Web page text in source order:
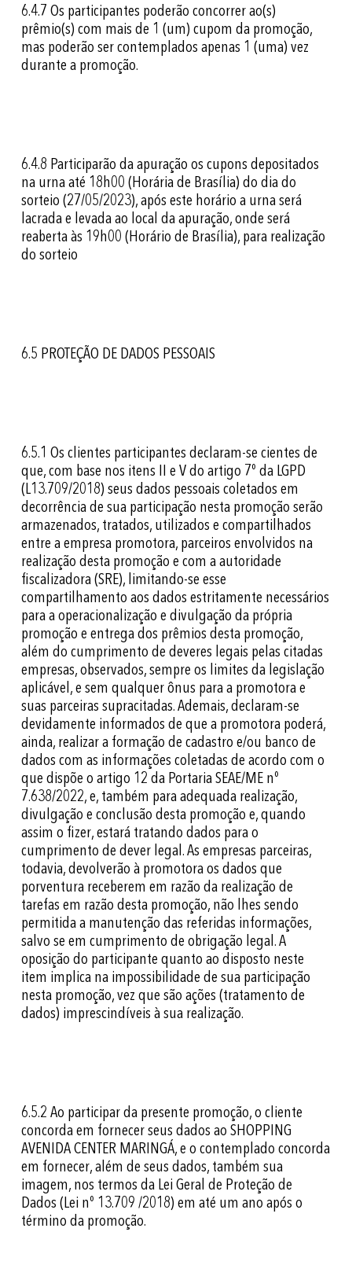
6.4.7Os participantes poderão concorrer ao(s)
prêmio(s) com mais de 1 (um) cupom da promoção,
mas poderão ser contemplados apenas 1 (uma) vez
durante a promoção.
6.4.8 Participarão da apuração os cupons depositados
na urna até 18h00 (Horária de Brasília) do dia do
sorteio (27/05/2023), após este horário a urna será
lacrada e levada ao local da apuração, onde será
reaberta às 19h00 (Horário de Brasília), para realização
do sorteio
6.5 PROTEÇÃO DE DADOS PESSOAIS
6.5.1Os clientes participantes declaram-se cientes de
que, com base nos itens II e V do artigo 7º da LGPD
(L13.709/2018) seus dados pessoais coletados em
decorrência de sua participação nesta promoção serão
armazenados, tratados, utilizados e compartilhados
entre a empresa promotora, parceiros envolvidos na
realização desta promoção e com a autoridade
fiscalizadora (SRE), limitando-se esse
compartilhamento aos dados estritamente necessários
para a operacionalização e divulgação da própria
promoção e entrega dos prêmios desta promoção,
além do cumprimento de deveres legais pelas citadas
empresas, observados, sempre os limites da legislação
aplicável, e sem qualquer ônus para a promotora e
suas parceiras supracitadas. Ademais, declaram-se
devidamente informados de que a promotora poderá,
ainda, realizar a formação de cadastro e/ou banco de
dados com as informações coletadas de acordo com o
que dispõe o artigo 12 da Portaria SEAE/ME nº
7.638/2022, e, também para adequada realização,
divulgação e conclusão desta promoção e, quando
assim o fizer, estará tratando dados para o
cumprimento de dever legal. As empresas parceiras,
todavia, devolverão à promotora os dados que
porventura receberem em razão da realização de
tarefas em razão desta promoção, não lhes sendo
permitida a manutenção das referidas informações,
salvo se em cumprimento de obrigação legal. A
oposição do participante quanto ao disposto neste
item implica na impossibilidade de sua participação
nesta promoção, vez que são ações (tratamento de
dados) imprescindíveis à sua realização.
6.5.2Ao participar da presente promoção, o cliente
concorda em fornecer seus dados ao SHOPPING
AVENIDA CENTER MARINGÁ, e o contemplado concorda
em fornecer, além de seus dados, também sua
imagem, nos termos da Lei Geral de Proteção de
Dados (Lei nº 13.709 /2018) em até um ano após o
término da promoção.